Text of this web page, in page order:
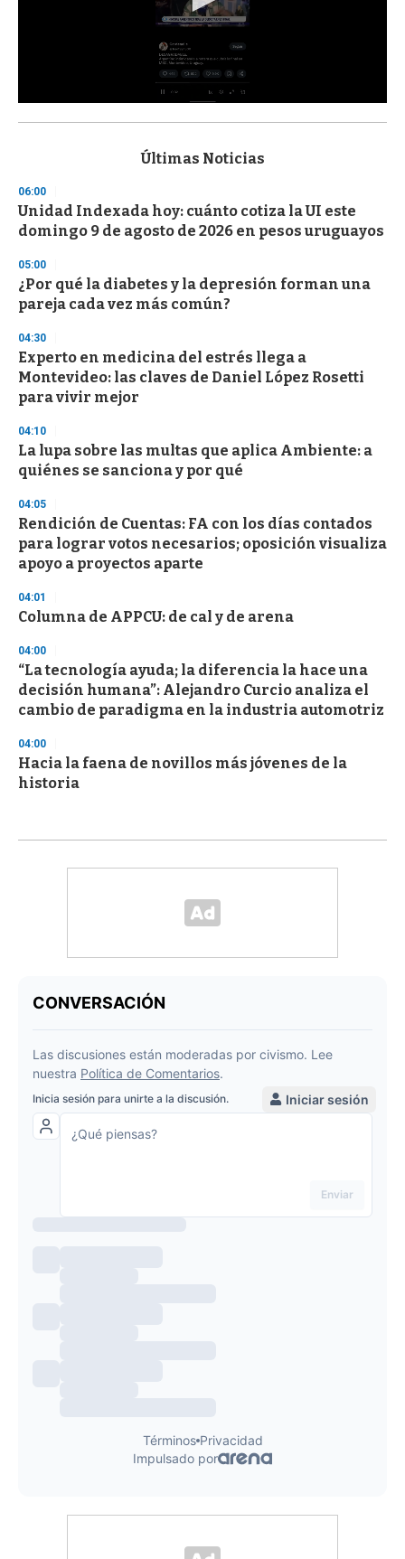
s
d
s
o
f
3
s
e
c
n
d
s
Últimas Noticias
06:00
Unidad Indexada hoy: cuánto cotiza la UI este
domingo 9 de agosto de 2026 en pesos uruguayos
05:00
¿Por qué la diabetes y la depresión forman una
pareja cada vez más común?
04:30
Experto en medicina del estrés llega a
Montevideo: las claves de Daniel López Rosetti
para vivir mejor
04:10
La lupa sobre las multas que aplica Ambiente: a
quiénes se sanciona y por qué
04:05
Rendición de Cuentas: FA con los días contados
para lograr votos necesarios; oposición visualiza
apoyo a proyectos aparte
04:01
Columna de APPCU: de cal y de arena
04:00
“La tecnología ayuda; la diferencia la hace una
decisión humana”: Alejandro Curcio analiza el
cambio de paradigma en la industria automotriz
04:00
Hacia la faena de novillos más jóvenes de la
historia